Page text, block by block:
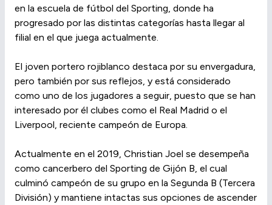
en la escuela de fútbol del Sporting, donde ha
progresado por las distintas categorías hasta llegar al
filial en el que juega actualmente.
El joven portero rojiblanco destaca por su envergadura,
pero también por sus reflejos, y está considerado
como uno de los jugadores a seguir, puesto que se han
interesado por él clubes como el Real Madrid o el
Liverpool, reciente campeón de Europa.
Actualmente en el 2019, Christian Joel se desempeña
como cancerbero del Sporting de Gijón B, el cual
culminó campeón de su grupo en la Segunda B (Tercera
División) y mantiene intactas sus opciones de ascender